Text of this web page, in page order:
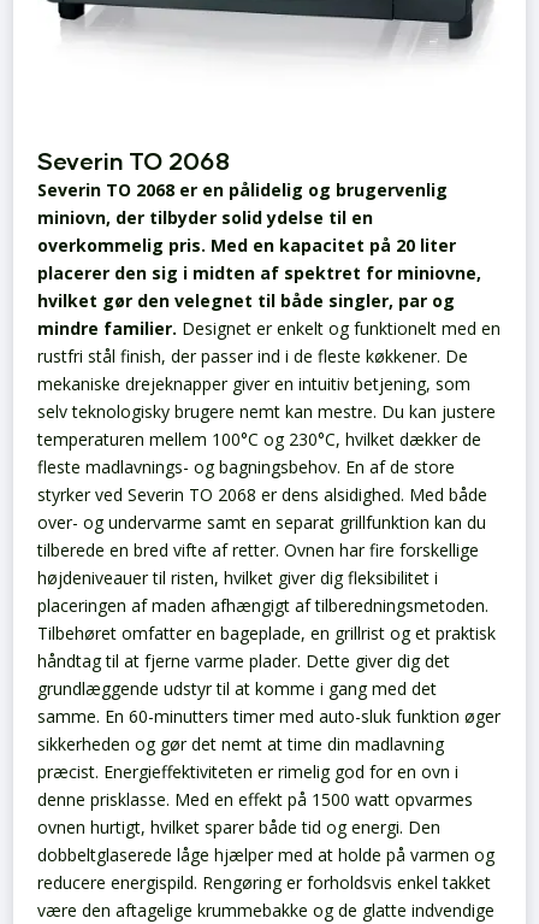
Severin TO 2068
Severin TO 2068 er en pålidelig og brugervenlig
miniovn, der tilbyder solid ydelse til en
overkommelig pris. Med en kapacitet på 20 liter
placerer den sig i midten af spektret for miniovne,
hvilket gør den velegnet til både singler, par og
mindre familier. Designet er enkelt og funktionelt med en
rustfri stål finish, der passer ind i de fleste køkkener. De
mekaniske drejeknapper giver en intuitiv betjening, som
selv teknologisky brugere nemt kan mestre. Du kan justere
temperaturen mellem 100°C og 230°C, hvilket dækker de
fleste madlavnings- og bagningsbehov. En af de store
styrker ved Severin TO 2068 er dens alsidighed. Med både
over- og undervarme samt en separat grillfunktion kan du
tilberede en bred vifte af retter. Ovnen har fire forskellige
højdeniveauer til risten, hvilket giver dig fleksibilitet i
placeringen af maden afhængigt af tilberedningsmetoden.
Tilbehøret omfatter en bageplade, en grillrist og et praktisk
håndtag til at fjerne varme plader. Dette giver dig det
grundlæggende udstyr til at komme i gang med det
samme. En 60-minutters timer med auto-sluk funktion øger
sikkerheden og gør det nemt at time din madlavning
præcist. Energieffektiviteten er rimelig god for en ovn i
denne prisklasse. Med en effekt på 1500 watt opvarmes
ovnen hurtigt, hvilket sparer både tid og energi. Den
dobbeltglaserede låge hjælper med at holde på varmen og
reducere energispild. Rengøring er forholdsvis enkel takket
være den aftagelige krummebakke og de glatte indvendige